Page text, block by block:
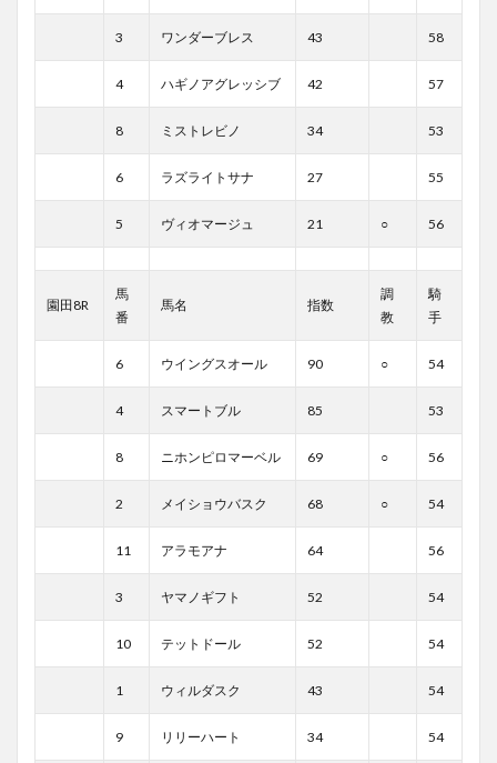
3 ワンダーブレス 43 58
4 ハギノアグレッシブ 42 57
8 ミストレビノ 34 53
6 ラズライトサナ 27 55
5 ヴィオマージュ 21 ○ 56
園田8R
馬
番
馬名 指数
調
教
騎
手
6 ウイングスオール 90 ○ 54
4 スマートブル 85 53
8 ニホンピロマーベル 69 ○ 56
2 メイショウバスク 68 ○ 54
11 アラモアナ 64 56
3 ヤマノギフト 52 54
10 テットドール 52 54
1 ウィルダスク 43 54
9 リリーハート 34 54